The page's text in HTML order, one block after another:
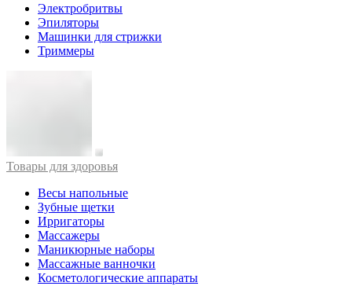
Электробритвы
Эпиляторы
Машинки для стрижки
Триммеры
Товары для здоровья
Весы напольные
Зубные щетки
Ирригаторы
Массажеры
Маникюрные наборы
Массажные ванночки
Косметологические аппараты